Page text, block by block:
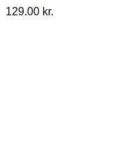
129.00 kr.